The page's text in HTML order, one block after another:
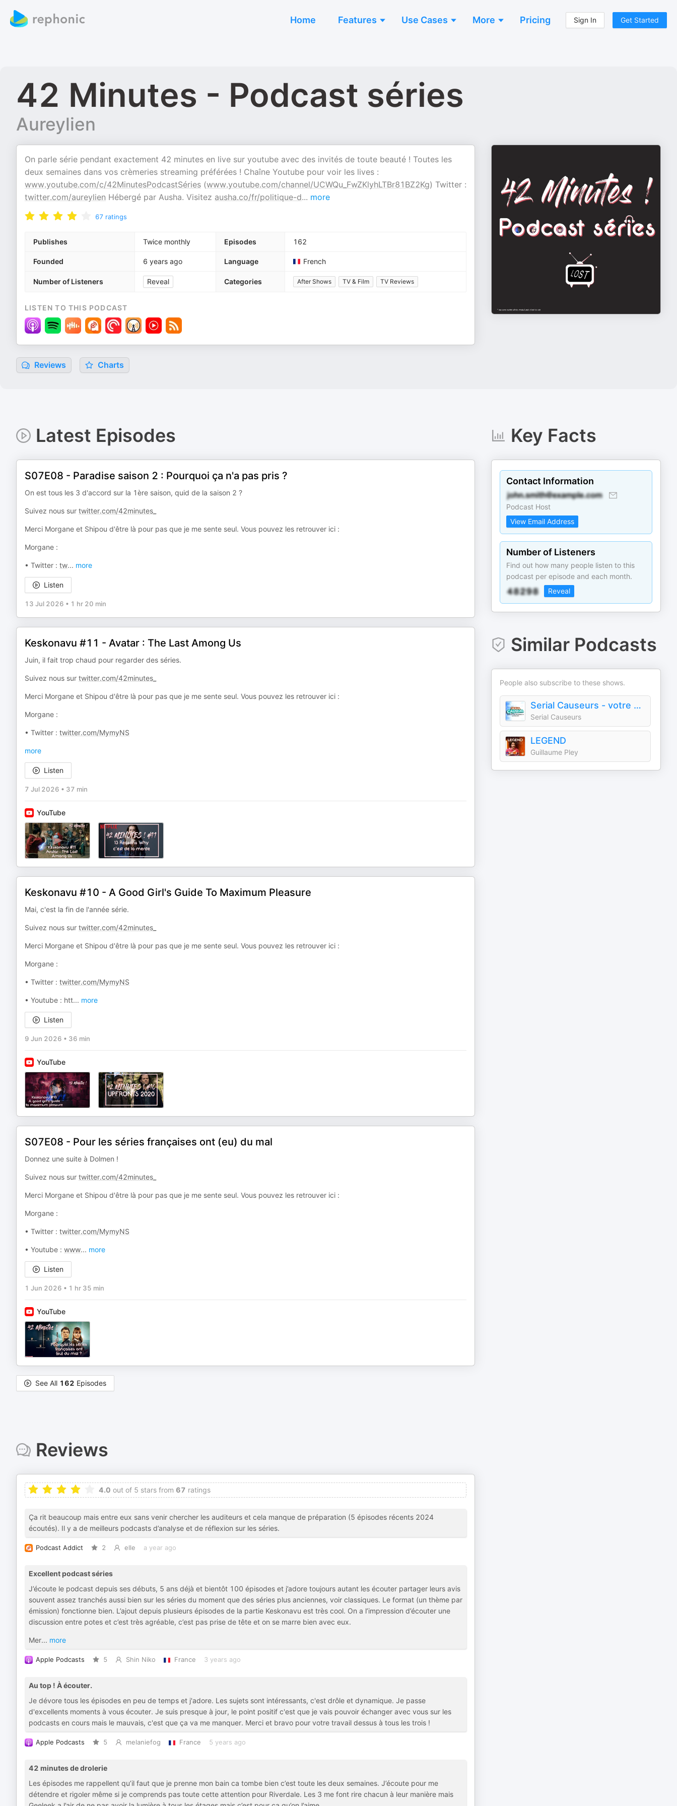
Home Features Use Cases More Pricing Sign In Get Started
42 Minutes - Podcast séries
Aureylien
On parle série pendant exactement 42 minutes en live sur youtube avec des invités de toute beauté ! Toutes les
deux semaines dans vos crèmeries streaming préférées ! Chaîne Youtube pour voir les lives :
www.youtube.com/c/42MinutesPodcastSéries (www.youtube.com/channel/UCWQu_FwZKlyhLTBr81BZ2Kg) Twitter :
twitter.com/aureylien Hébergé par Ausha. Visitez ausha.co/fr/politique-d... more
67 ratings
Publishes Twice monthly Episodes 162
Founded 6 years ago Language French
Number of Listeners Reveal Categories After Shows TV & Film TV Reviews
LISTEN TO THIS PODCAST
Reviews Charts
Latest Episodes
S07E08 - Paradise saison 2 : Pourquoi ça n'a pas pris ?
On est tous les 3 d'accord sur la 1ère saison, quid de la saison 2 ?
Suivez nous sur twitter.com/42minutes_
Merci Morgane et Shipou d'être là pour pas que je me sente seul. Vous pouvez les retrouver ici :
Morgane :
• Twitter : tw... more
Listen
13 Jul 2026 • 1 hr 20 min
Keskonavu #11 - Avatar : The Last Among Us
Juin, il fait trop chaud pour regarder des séries.
Suivez nous sur twitter.com/42minutes_
Merci Morgane et Shipou d'être là pour pas que je me sente seul. Vous pouvez les retrouver ici :
Morgane :
• Twitter : twitter.com/MymyNS
more
Listen
7 Jul 2026 • 37 min
YouTube
Keskonavu #10 - A Good Girl's Guide To Maximum Pleasure
Mai, c'est la fin de l'année série.
Suivez nous sur twitter.com/42minutes_
Merci Morgane et Shipou d'être là pour pas que je me sente seul. Vous pouvez les retrouver ici :
Morgane :
• Twitter : twitter.com/MymyNS
• Youtube : htt... more
Listen
9 Jun 2026 • 36 min
YouTube
S07E08 - Pour les séries françaises ont (eu) du mal
Donnez une suite à Dolmen !
Suivez nous sur twitter.com/42minutes_
Merci Morgane et Shipou d'être là pour pas que je me sente seul. Vous pouvez les retrouver ici :
Morgane :
• Twitter : twitter.com/MymyNS
• Youtube : www... more
Listen
1 Jun 2026 • 1 hr 35 min
YouTube
See All 162 Episodes
Key Facts
Contact Information
Podcast Host
View Email Address
Number of Listeners
Find out how many people listen to this
podcast per episode and each month.
Reveal
Similar Podcasts
People also subscribe to these shows.
Serial Causeurs - votre podcast 100% séries TV
Serial Causeurs
LEGEND
Guillaume Pley
Reviews
4.0 out of 5 stars from 67 ratings
Ça rit beaucoup mais entre eux sans venir chercher les auditeurs et cela manque de préparation (5 épisodes récents 2024
écoutés). Il y a de meilleurs podcasts d’analyse et de réflexion sur les séries.
Podcast Addict 2 elle a year ago
Excellent podcast séries
J’écoute le podcast depuis ses débuts, 5 ans déjà et bientôt 100 épisodes et j’adore toujours autant les écouter partager leurs avis
souvent assez tranchés aussi bien sur les séries du moment que des séries plus anciennes, voir classiques. Le format (un thème par
émission) fonctionne bien. L’ajout depuis plusieurs épisodes de la partie Keskonavu est très cool. On a l’impression d’écouter une
discussion entre potes et c’est très agréable, c’est pas prise de tête et on se marre bien avec eux.
Mer... more
Apple Podcasts 5 Shin Niko France 3 years ago
Au top ! À écouter.
Je dévore tous les épisodes en peu de temps et j'adore. Les sujets sont intéressants, c'est drôle et dynamique. Je passe
d'excellents moments à vous écouter. Je suis presque à jour, le point positif c'est que je vais pouvoir échanger avec vous sur les
podcasts en cours mais le mauvais, c'est que ça va me manquer. Merci et bravo pour votre travail dessus à tous les trois !
Apple Podcasts 5 melaniefog France 5 years ago
42 minutes de drolerie
Les épisodes me rappellent qu’il faut que je prenne mon bain ca tombe bien c’est toute les deux semaines. J’écoute pour me
détendre et rigoler même si je comprends pas toute cette attention pour Riverdale. Les 3 me font rire chacun à leur manière mais